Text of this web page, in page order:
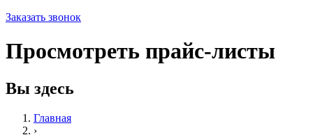
Заказать звонок
Просмотреть прайс-листы
Вы здесь
Главная
›